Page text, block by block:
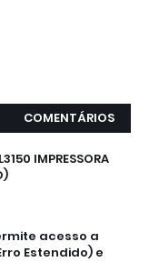
COMENTÁRIOS
IMPRESSORA
acesso a
Estendido) e